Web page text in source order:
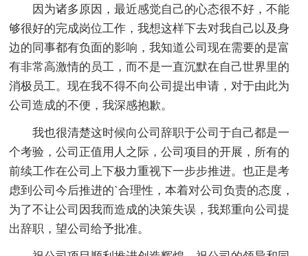
因为诸多原因，最近感觉自己的心态很不好，不能
够很好的完成岗位工作，我想这样下去对我自己以及身
边的同事都有负面的影响，我知道公司现在需要的是富
有非常高激情的员工，而不是一直沉默在自己世界里的
消极员工。现在我不得不向公司提出申请，对于由此为
公司造成的不便，我深感抱歉。
我也很清楚这时候向公司辞职于公司于自己都是一
个考验，公司正值用人之际，公司项目的开展，所有的
前续工作在公司上下极力重视下一步步推进。也正是考
虑到公司今后推进的`合理性，本着对公司负责的态度，
为了不让公司因我而造成的决策失误，我郑重向公司提
出辞职，望公司给予批准。